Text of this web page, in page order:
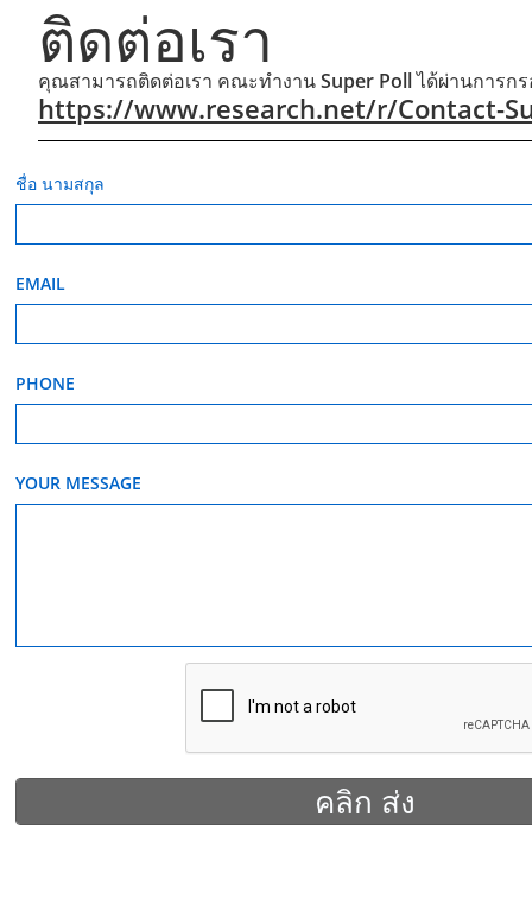
ชื่อ นามสกุล
EMAIL
PHONE
YOUR MESSAGE
คลิก ส่ง
คุณสามารถติดต่อเรา คณะทำงาน Super Poll ได้ผ่านการ
https://www.research.net/r/Contact-
ติดต่อเรา